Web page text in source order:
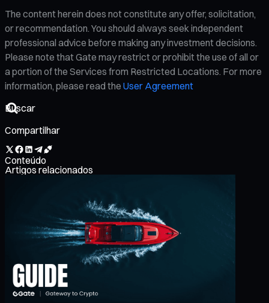
The content herein does not constitute any offer, solicitation,
or recommendation. You should always seek independent
professional advice before making any investment decisions.
Please note that Gate may restrict or prohibit the use of all or
a portion of the Services from Restricted Locations. For more
information, please read the User Agreement
Compartilhar
Conteúdo
Artigos relacionados